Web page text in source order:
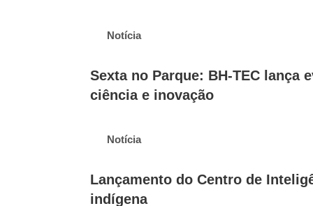
Notícia
Sexta no Parque: BH-TEC lança
ciência e inovação
Notícia
Lançamento do Centro de
indígena